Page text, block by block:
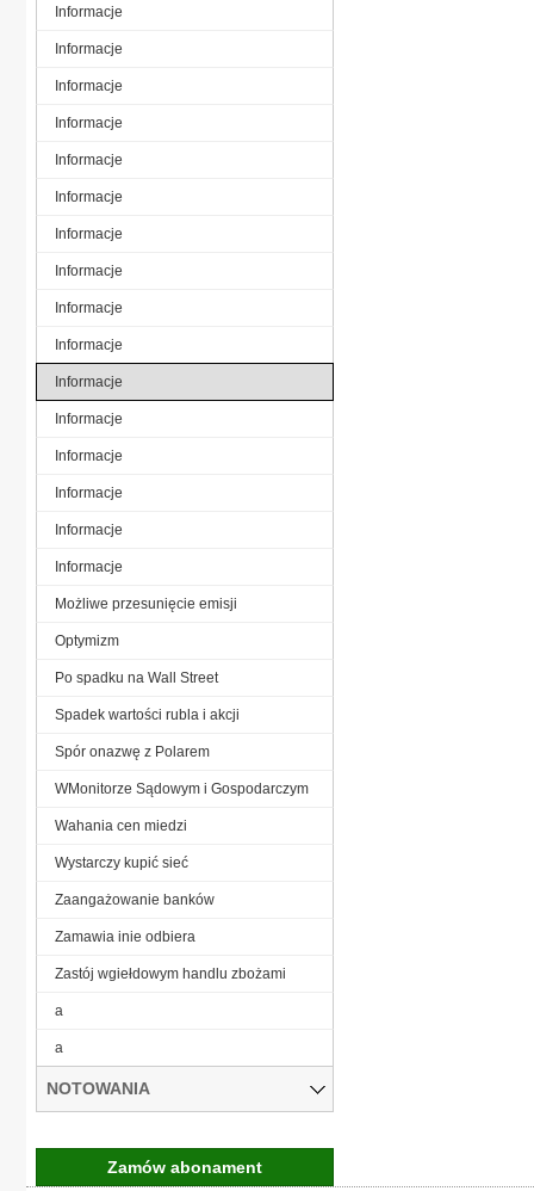
Informacje
Informacje
Informacje
Informacje
Informacje
Informacje
Informacje
Informacje
Informacje
Informacje
Informacje
Informacje
Informacje
Informacje
Informacje
Informacje
Możliwe przesunięcie emisji
Optymizm
Po spadku na Wall Street
Spadek wartości rubla i akcji
Spór onazwę z Polarem
WMonitorze Sądowym i Gospodarczym
Wahania cen miedzi
Wystarczy kupić sieć
Zaangażowanie banków
Zamawia inie odbiera
Zastój wgiełdowym handlu zbożami
a
a
NOTOWANIA
Zamów abonament